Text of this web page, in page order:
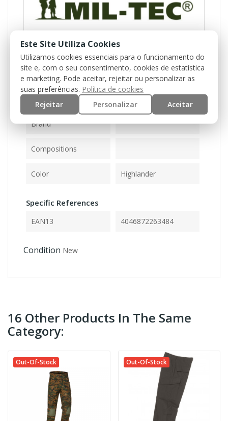
Reference 11942584
Data Sheet
Brand
Compositions
Color Highlander
Specific References
EAN13 4046872263484
Condition New
16 Other Products In The Same
Category:
Out-Of-Stock Out-Of-Stock
Este Site Utiliza Cookies
Utilizamos cookies essenciais para o funcionamento do
site e, com o seu consentimento, cookies de estatística
e marketing. Pode aceitar, rejeitar ou personalizar as
suas preferências. Política de cookies
Rejeitar
Personalizar Aceitar